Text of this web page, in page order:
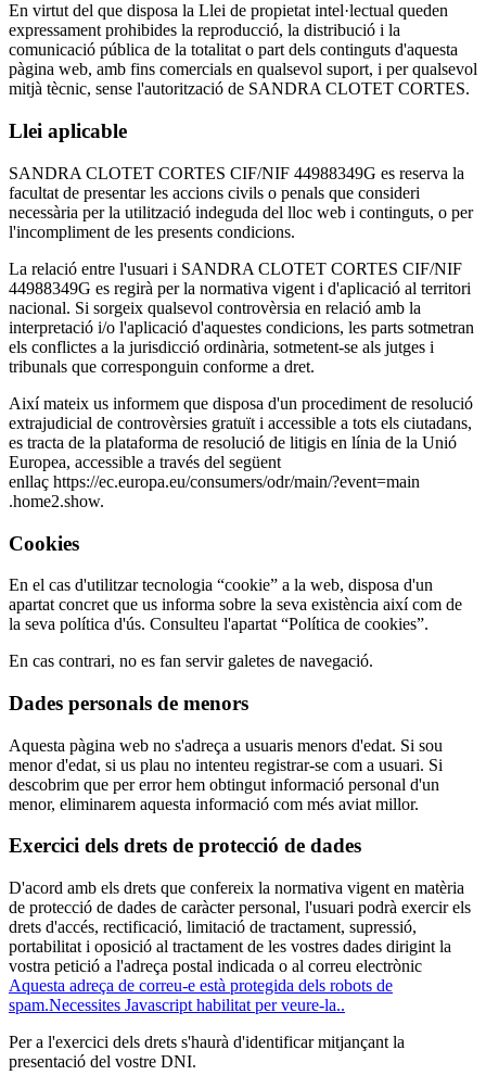
En virtut del que disposa la Llei de propietat intel·lectual queden
expressament prohibides la reproducció, la distribució i la
comunicació pública de la totalitat o part dels continguts d'aquesta
pàgina web, amb fins comercials en qualsevol suport, i per qualsevol
mitjà tècnic, sense l'autorització de SANDRA CLOTET CORTES.
Llei aplicable
SANDRA CLOTET CORTES CIF/NIF 44988349G es reserva la
facultat de presentar les accions civils o penals que consideri
necessària per la utilització indeguda del lloc web i continguts, o per
l'incompliment de les presents condicions.
La relació entre l'usuari i SANDRA CLOTET CORTES CIF/NIF
44988349G es regirà per la normativa vigent i d'aplicació al territori
nacional. Si sorgeix qualsevol controvèrsia en relació amb la
interpretació i/o l'aplicació d'aquestes condicions, les parts sotmetran
els conflictes a la jurisdicció ordinària, sotmetent-se als jutges i
tribunals que corresponguin conforme a dret.
Així mateix us informem que disposa d'un procediment de resolució
extrajudicial de controvèrsies gratuït i accessible a tots els ciutadans,
es tracta de la plataforma de resolució de litigis en línia de la Unió
Europea, accessible a través del següent
enllaç https://ec.europa.eu/consumers/odr/main/?event=main
.home2.show.
Cookies
En el cas d'utilitzar tecnologia “cookie” a la web, disposa d'un
apartat concret que us informa sobre la seva existència així com de
la seva política d'ús. Consulteu l'apartat “Política de cookies”.
En cas contrari, no es fan servir galetes de navegació.
Dades personals de menors
Aquesta pàgina web no s'adreça a usuaris menors d'edat. Si sou
menor d'edat, si us plau no intenteu registrar-se com a usuari. Si
descobrim que per error hem obtingut informació personal d'un
menor, eliminarem aquesta informació com més aviat millor.
Exercici dels drets de protecció de dades
D'acord amb els drets que confereix la normativa vigent en matèria
de protecció de dades de caràcter personal, l'usuari podrà exercir els
drets d'accés, rectificació, limitació de tractament, supressió,
portabilitat i oposició al tractament de les vostres dades dirigint la
vostra petició a l'adreça postal indicada o al correu electrònic
Aquesta adreça de correu-e està protegida dels robots de
spam.Necessites Javascript habilitat per veure-la..
Per a l'exercici dels drets s'haurà d'identificar mitjançant la
presentació del vostre DNI.